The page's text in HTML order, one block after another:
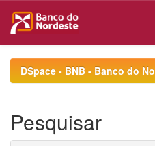
navigationDSpace - BNB - Banco do
Pesquisar